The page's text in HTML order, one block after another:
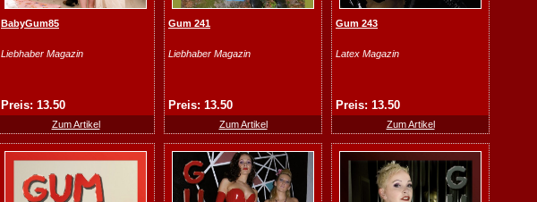
BabyGum85
Liebhaber Magazin
Preis: 13.50
Zum Artikel
Gum 241
Liebhaber Magazin
Preis: 13.50
Zum Artikel
Gum 243
Latex Magazin
Preis: 13.50
Zum Artikel